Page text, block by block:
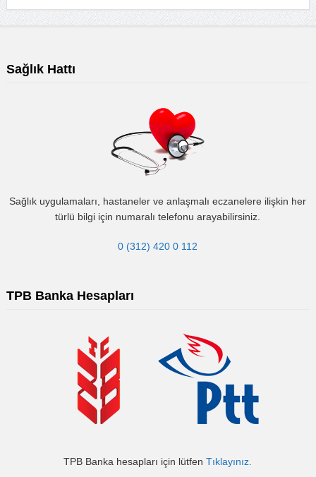
Sağlık Hattı
Sağlık uygulamaları, hastaneler ve anlaşmalı eczanelere ilişkin her
türlü bilgi için numaralı telefonu arayabilirsiniz.
0 (312) 420 0 112
TPB Banka Hesapları
TPB Banka hesapları için lütfenTıklayınız.